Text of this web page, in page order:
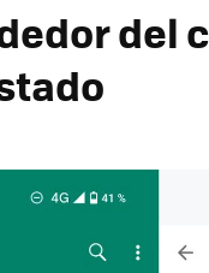
del